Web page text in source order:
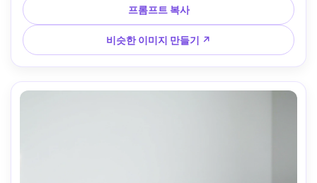
타일 인테리어 분위기, 사실적인 질감, 따뜻한 색상 등급 --ar
4:5
프롬프트 복사
비슷한 이미지 만들기 ↗